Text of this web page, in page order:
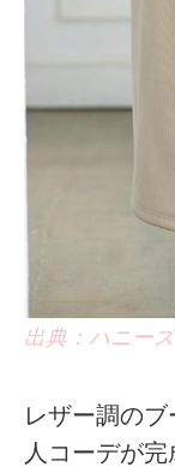
出典：ハニーズ
レザー調の
人コーデが